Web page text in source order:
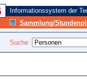
Informationssystem der
Sammlung/
Suche: